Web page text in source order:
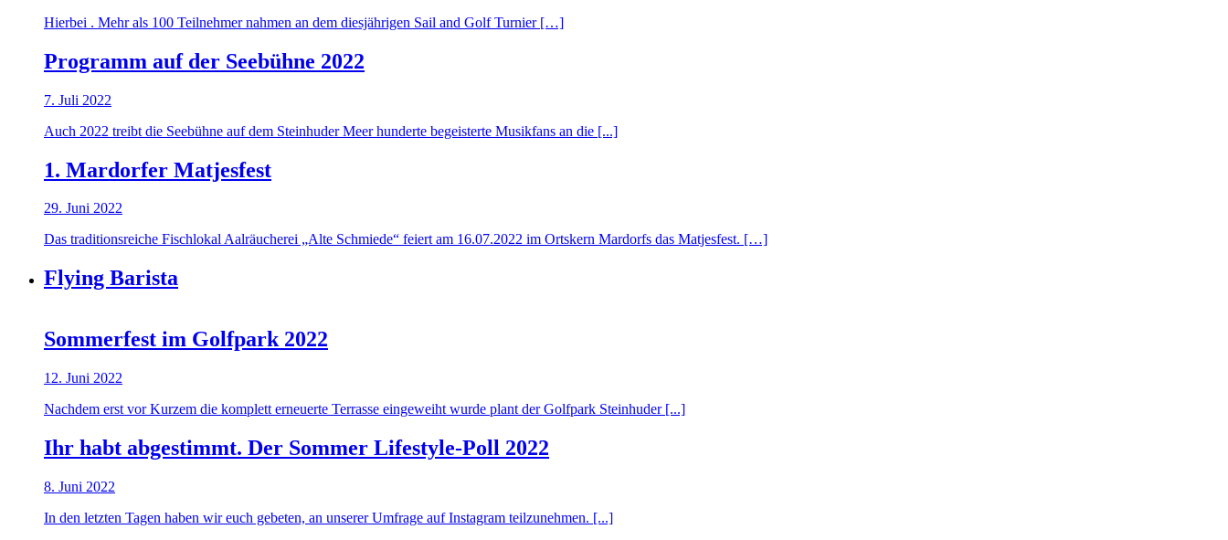
Hierbei . Mehr als 100 Teilnehmer nahmen an dem diesjährigen Sail and Golf Turnier […]
Programm auf der Seebühne 2022
7. Juli 2022
Auch 2022 treibt die Seebühne auf dem Steinhuder Meer hunderte begeisterte Musikfans an die [...]
1. Mardorfer Matjesfest
29. Juni 2022
Das traditionsreiche Fischlokal Aalräucherei „Alte Schmiede“ feiert am 16.07.2022 im Ortskern Mardorfs das Matjesfest. […]
Flying Barista
Sommerfest im Golfpark 2022
12. Juni 2022
Nachdem erst vor Kurzem die komplett erneuerte Terrasse eingeweiht wurde plant der Golfpark Steinhuder [...]
Ihr habt abgestimmt. Der Sommer Lifestyle-Poll 2022
8. Juni 2022
In den letzten Tagen haben wir euch gebeten, an unserer Umfrage auf Instagram teilzunehmen. [...]